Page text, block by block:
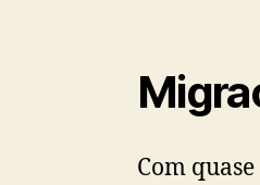
Com